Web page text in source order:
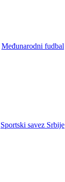
Međunarodni fudbal
Sportski savez Srbije